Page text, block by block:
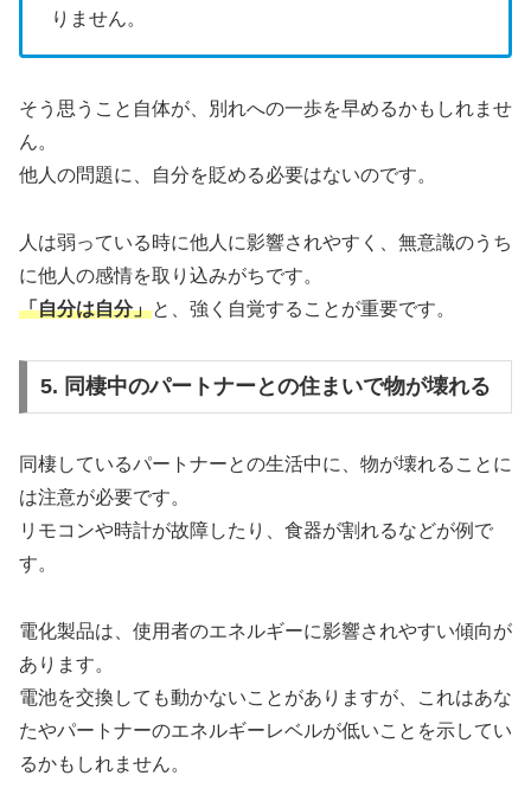
りません。
そう思うこと自体が、別れへの一歩を早めるかもしれませ
ん。
他人の問題に、自分を貶める必要はないのです。
人は弱っている時に他人に影響されやすく、無意識のうち
に他人の感情を取り込みがちです。
「自分は自分」と、強く自覚することが重要です。
5. 同棲中のパートナーとの住まいで物が壊れる
同棲しているパートナーとの生活中に、物が壊れることに
は注意が必要です。
リモコンや時計が故障したり、食器が割れるなどが例で
す。
電化製品は、使用者のエネルギーに影響されやすい傾向が
あります。
電池を交換しても動かないことがありますが、これはあな
たやパートナーのエネルギーレベルが低いことを示してい
るかもしれません。